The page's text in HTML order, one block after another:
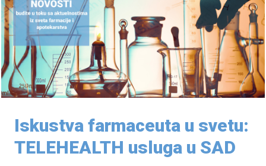
Iskustva farmaceuta u svetu:
TELEHEALTH usluga u SAD